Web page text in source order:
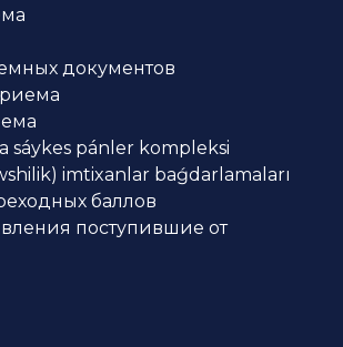
документов
sáykes pánler kompleksi
imtixanlar baǵdarlamaları
баллов
поступившие от